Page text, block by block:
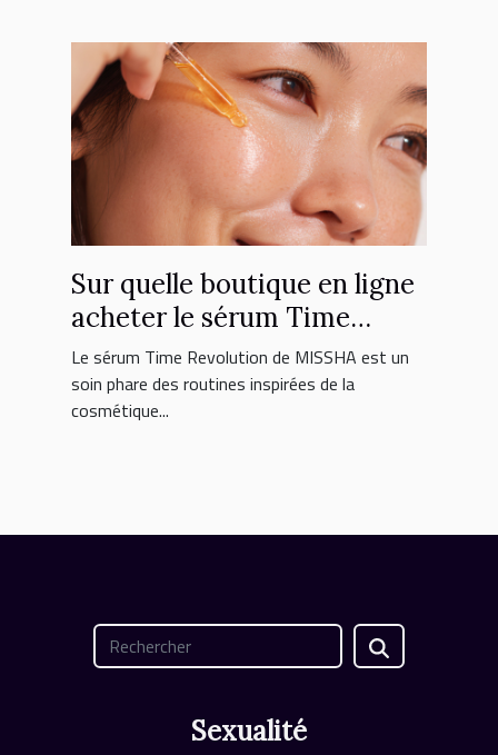
Sur quelle boutique en ligne
acheter le sérum Time
Revolution MISSHA ?
Le sérum Time Revolution de MISSHA est un
soin phare des routines inspirées de la
cosmétique...
Sexualité